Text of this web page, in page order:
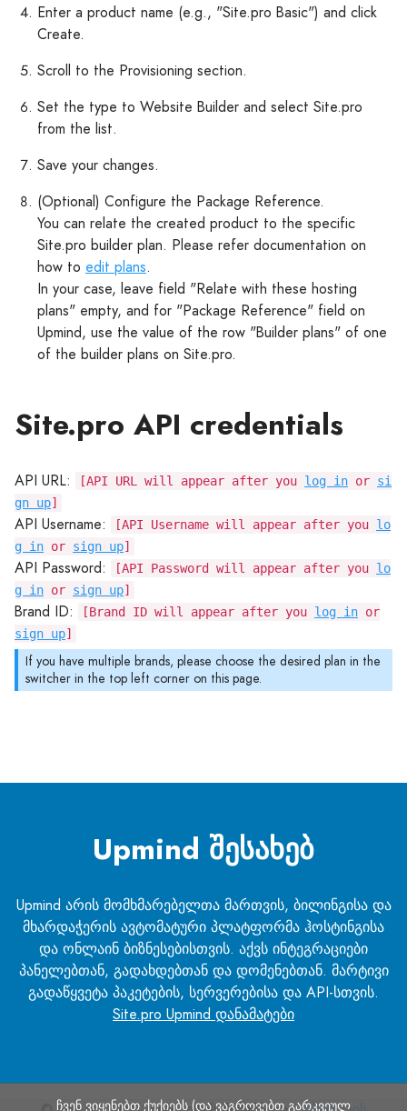
Enter a product name (e.g., "Site.pro Basic") and click
Create.
Scroll to the Provisioning section.
Set the type to Website Builder and select Site.pro
from the list.
Save your changes.
(Optional) Configure the Package Reference.
You can relate the created product to the specific
Site.pro builder plan. Please refer documentation on
how to edit plans.
In your case, leave field "Relate with these hosting
plans" empty, and for "Package Reference" field on
Upmind, use the value of the row "Builder plans" of one
of the builder plans on Site.pro.
Site.pro API credentials
API URL: [API URL will appear after you log in or si
gn up]
API Username: [API Username will appear after you lo
g in or sign up]
API Password: [API Password will appear after you lo
g in or sign up]
Brand ID: [Brand ID will appear after you log in or
sign up]
If you have multiple brands, please choose the desired plan in the
switcher in the top left corner on this page.
Upmind შესახებ
Upmind არის მომხმარებელთა მართვის, ბილინგისა და
მხარდაჭერის ავტომატური პლატფორმა ჰოსტინგისა
და ონლაინ ბიზნესებისთვის. აქვს ინტეგრაციები
პანელებთან, გადახდებთან და დომენებთან. მარტივი
გადაწყვეტა პაკეტების, სერვერებისა და API-სთვის.
Site.pro Upmind დანამატები
ჩვენ ვიყენებთ ქუქიებს (და ვაგროვებთ გარკვეულ